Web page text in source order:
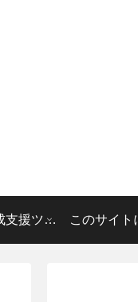
ブログ記事作成支援ツール このサイト